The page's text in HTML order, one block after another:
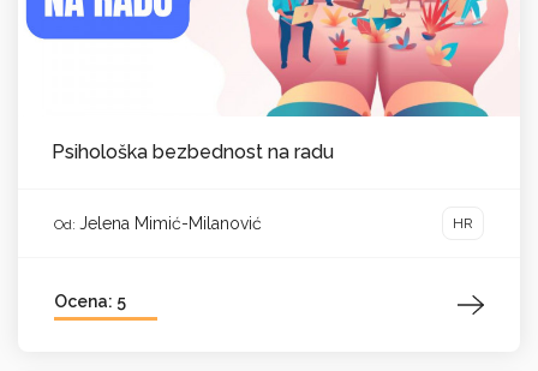
Psihološka bezbednost na radu
Od: Jelena Mimić-Milanović HR
Ocena: 5